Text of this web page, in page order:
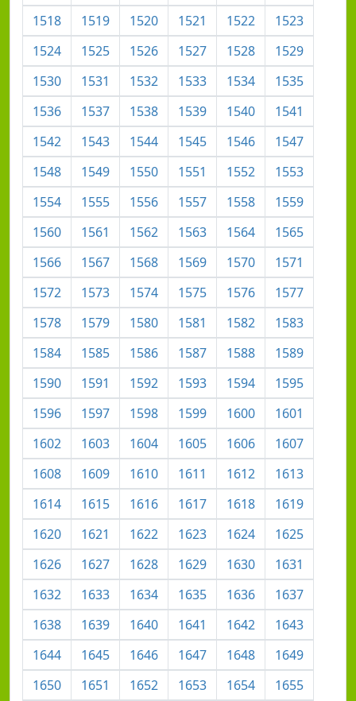
1518
1519 1520 1521 1522
1523
1524
1525 1526 1527 1528
1529
1530
1531 1532 1533 1534
1535
1536
1537 1538 1539 1540
1541
1542
1543 1544 1545 1546
1547
1548
1549 1550 1551 1552
1553
1554
1555 1556 1557 1558
1559
1560
1561 1562 1563 1564
1565
1566
1567 1568 1569 1570
1571
1572
1573 1574 1575 1576
1577
1578
1579 1580 1581 1582
1583
1584
1585 1586 1587 1588
1589
1590
1591 1592 1593 1594
1595
1596
1597 1598 1599 1600
1601
1602
1603 1604 1605 1606
1607
1608
1609 1610 1611 1612
1613
1614
1615 1616 1617 1618
1619
1620
1621 1622 1623 1624
1625
1626
1627 1628 1629 1630
1631
1632
1633 1634 1635 1636
1637
1638
1639 1640 1641 1642
1643
1644
1645 1646 1647 1648
1649
1650
1651 1652 1653 1654 1655